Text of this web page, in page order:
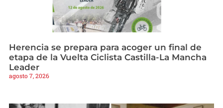
Herencia se prepara para acoger un final de
etapa de la Vuelta Ciclista Castilla-La Mancha
Leader
agosto 7, 2026